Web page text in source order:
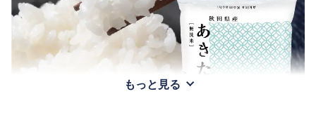
もっと見る